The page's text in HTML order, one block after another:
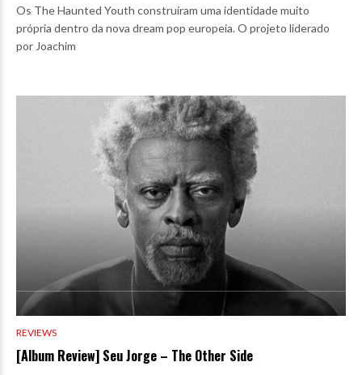
Os The Haunted Youth construíram uma identidade muito
própria dentro da nova dream pop europeia. O projeto liderado
por Joachim
REVIEWS
[Album Review] Seu Jorge – The Other Side